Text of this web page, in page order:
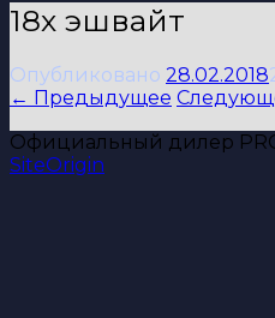
18х эшвайт
Опубликовано 28.02.2018
← Предыдущее
Официальный дилер
SiteOrigin